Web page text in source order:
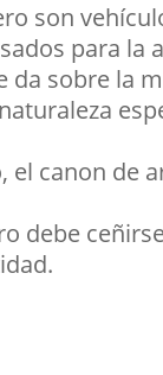
son
para la
da sobre la
el canon de
debe